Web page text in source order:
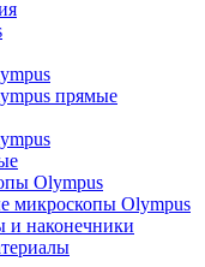
прямые
Olympus
микроскопы Olympus
и наконечники